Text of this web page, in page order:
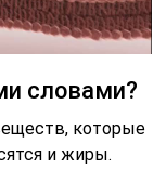
словами?
которые
и жиры.